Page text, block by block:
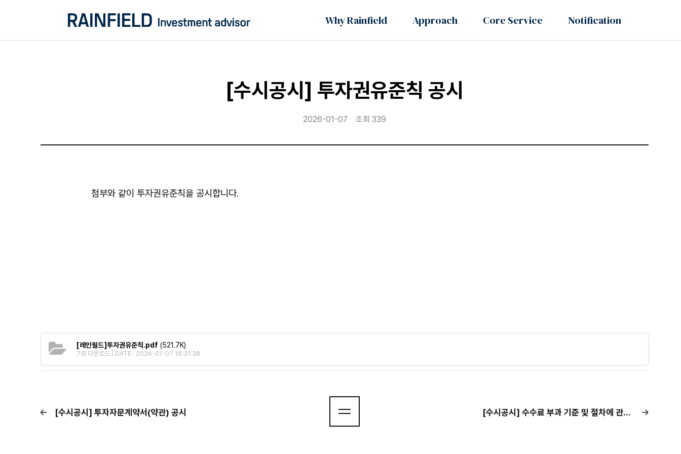
Why Rainfield Approach Core Service Notification
[수시공시] 투자권유준칙 공시
2026-01-07 조회 339
첨부와 같이 투자권유준칙을 공시합니다.
[레인필드]투자권유준칙.pdf (521.7K)
7회 다운로드 | DATE : 2026-01-07 16:31:38
[수시공시] 투자자문계약서(약관) 공시 [수시공시] 수수료 부과 기준 및 절차에 관한 지침 공시